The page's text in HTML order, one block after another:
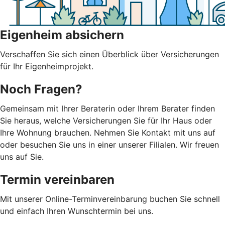
Eigenheim absichern
Verschaffen Sie sich einen Überblick über Versicherungen
für Ihr Eigenheimprojekt.
Noch Fragen?
Gemeinsam mit Ihrer Beraterin oder Ihrem Berater finden
Sie heraus, welche Versicherungen Sie für Ihr Haus oder
Ihre Wohnung brauchen. Nehmen Sie Kontakt mit uns auf
oder besuchen Sie uns in einer unserer Filialen. Wir freuen
uns auf Sie.
Termin vereinbaren
Mit unserer Online-Terminvereinbarung buchen Sie schnell
und einfach Ihren Wunschtermin bei uns.